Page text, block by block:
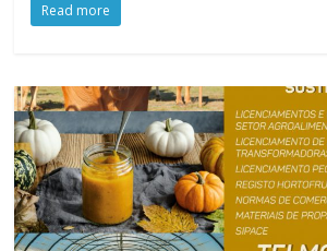
Read more